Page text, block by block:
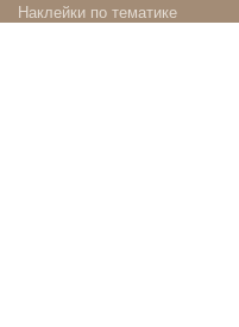
Наклейки по тематике